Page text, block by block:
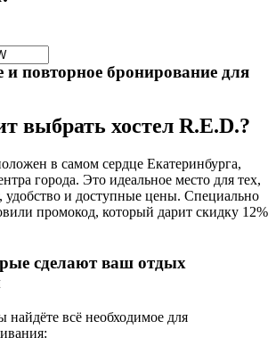
и повторное бронирование для
выбрать хостел R.E.D.?
в самом сердце Екатеринбурга,
города. Это идеальное место для тех,
удобство и доступные цены. Специально
промокод, который дарит скидку 12%
сделают ваш отдых
найдёте всё необходимое для